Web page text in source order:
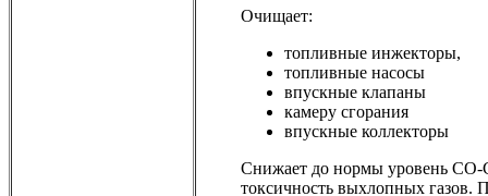
Очищает:
топливные инжекторы,
топливные насосы
впускные клапаны
камеру сгорания
впускные коллекторы
Снижает до нормы уровень
токсичность выхлопных газов.